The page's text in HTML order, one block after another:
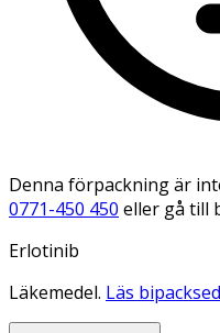
Denna förpackning är
0771-450 450 eller gå till
Erlotinib
Läkemedel. Läs